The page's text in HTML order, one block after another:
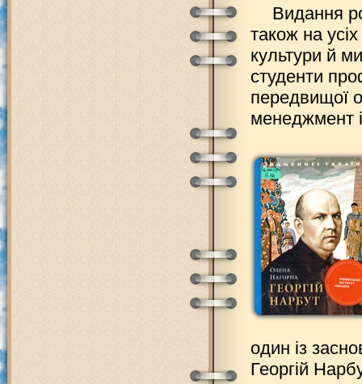
Видання
також на усіх
культури й
студенти
передвищої
менеджмент
один із
Георгій